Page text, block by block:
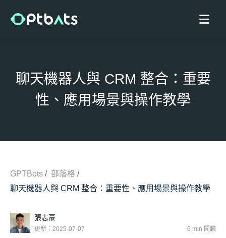
聊天機器人與 CRM 整合：重要
性、應用場景與操作教學
GPTBots / 部落格 /
聊天機器人與 CRM 整合：重要性、應用場景與操作教學
張志豪
更新：2025-07-07 6 min 閱讀